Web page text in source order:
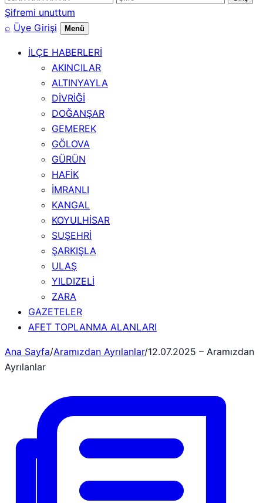
numarası
Şifremi unuttum
⌕ Üye Girişi Menü
İLÇE HABERLERİ
AKINCILAR
ALTINYAYLA
DİVRİĞİ
DOĞANŞAR
GEMEREK
GÖLOVA
GÜRÜN
HAFİK
İMRANLI
KANGAL
KOYULHİSAR
SUŞEHRİ
ŞARKIŞLA
ULAŞ
YILDIZELİ
ZARA
GAZETELER
AFET TOPLANMA ALANLARI
Ana Sayfa/Aramızdan Ayrılanlar/12.07.2025 – Aramızdan
Ayrılanlar